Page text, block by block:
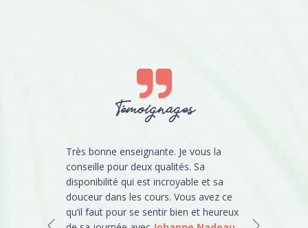
Témoignages
Très bonne enseignante. Je vous la
conseille pour deux qualités. Sa
disponibilité qui est incroyable et sa
douceur dans les cours. Vous avez ce
qu’il faut pour se sentir bien et heureux